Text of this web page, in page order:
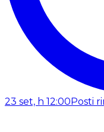
23 set, h 12:00Posti